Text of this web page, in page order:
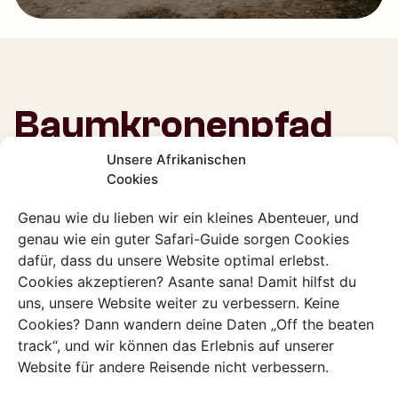
Unsere Afrikanischen
Cookies
Genau wie du lieben wir ein kleines Abenteuer, und
genau wie ein guter Safari-Guide sorgen Cookies
dafür, dass du unsere Website optimal erlebst.
Cookies akzeptieren? Asante sana! Damit hilfst du
uns, unsere Website weiter zu verbessern. Keine
Cookies? Dann wandern deine Daten „Off the beaten
track“, und wir können das Erlebnis auf unserer
Website für andere Reisende nicht verbessern.
Baumkronenpfad
Der Park beherbergt auch den ersten Treetop Walkway
Tansanias. Hier kannst du über Hängebrücken klettern,
die sich bis zu 370 Meter über dem Boden befinden!
Überwinde deine Höhenangst und schau dich um:
Vielleicht siehst ja einen Vogel, einen Affen oder mit viel
Glück einen Elefanten!